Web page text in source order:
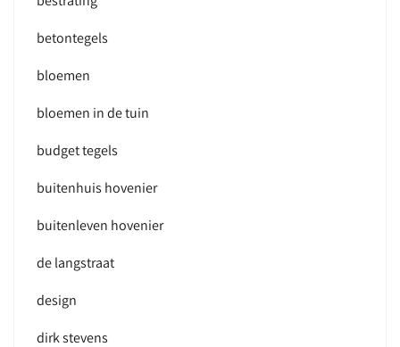
betontegels
bloemen
bloemen in de tuin
budget tegels
buitenhuis hovenier
buitenleven hovenier
de langstraat
design
dirk stevens